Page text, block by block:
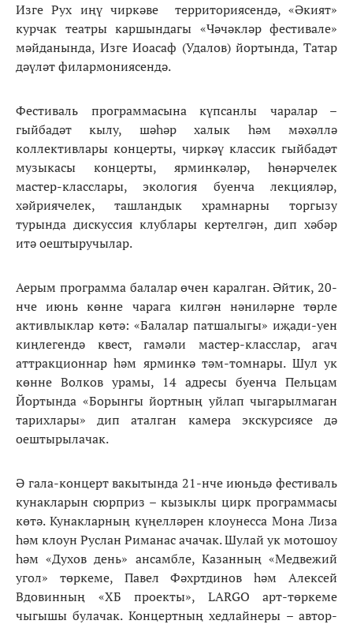
Изге Рух иңү чиркәве территориясендә, «Әкият»
курчак театры каршындагы «Чәчәкләр фестивале»
мәйданында, Изге Иоасаф (Удалов) йортында, Татар
дәүләт филармониясендә.
Фестиваль программасына күпсанлы чаралар –
гыйбадәт кылу, шәһәр халык һәм мәхәллә
коллективлары концерты, чиркәү классик гыйбадәт
музыкасы концерты, ярминкәләр, һөнәрчелек
мастер-класслары, экология буенча лекцияләр,
хәйриячелек, ташландык храмнарны торгызу
турында дискуссия клублары кертелгән, дип хәбәр
итә оештыручылар.
Аерым программа балалар өчен каралган. Әйтик, 20-
нче июнь көнне чарага килгән нәниләрне төрле
активлыклар көтә: «Балалар патшалыгы» иҗади-уен
киңлегендә квест, гамәли мастер-класслар, агач
аттракционнар һәм ярминкә тәм-томнары. Шул ук
көнне Волков урамы, 14 адресы буенча Пельцам
Йортында «Борынгы йортның уйлап чыгарылмаган
тарихлары» дип аталган камера экскурсиясе дә
оештырылачак.
Ә гала-концерт вакытында 21-нче июньдә фестиваль
кунакларын сюрприз – кызыклы цирк программасы
көтә. Кунакларның күңелләрен клоунесса Мона Лиза
һәм клоун Руслан Риманас ачачак. Шулай ук мотошоу
һәм «Духов день» ансамбле, Казанның «Медвежий
угол» төркеме, Павел Фәхртдинов һәм Алексей
Вдовинның «ХБ проекты», LARGO арт-төркеме
чыгышы булачак. Концертның хедлайнеры – автор-